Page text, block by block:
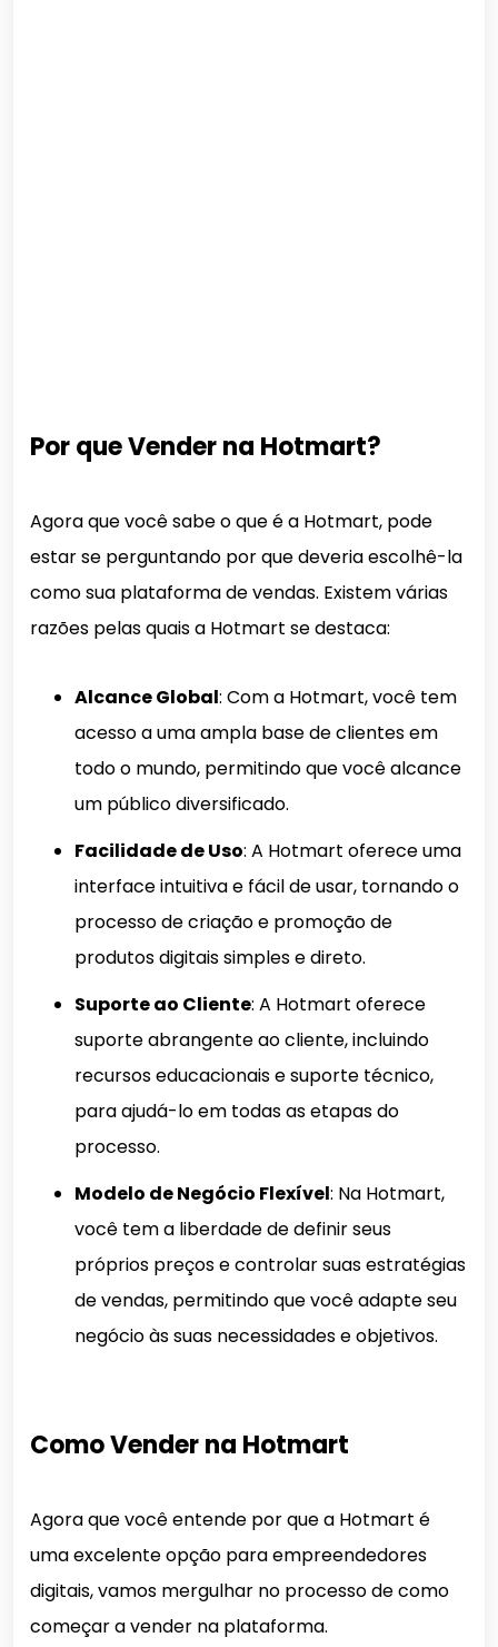
Por que Vender na Hotmart?
Agora que você sabe o que é a Hotmart, pode
estar se perguntando por que deveria escolhê-la
como sua plataforma de vendas. Existem várias
razões pelas quais a Hotmart se destaca:
Alcance Global: Com a Hotmart, você tem
acesso a uma ampla base de clientes em
todo o mundo, permitindo que você alcance
um público diversificado.
Facilidade de Uso: A Hotmart oferece uma
interface intuitiva e fácil de usar, tornando o
processo de criação e promoção de
produtos digitais simples e direto.
Suporte ao Cliente: A Hotmart oferece
suporte abrangente ao cliente, incluindo
recursos educacionais e suporte técnico,
para ajudá-lo em todas as etapas do
processo.
Modelo de Negócio Flexível: Na Hotmart,
você tem a liberdade de definir seus
próprios preços e controlar suas estratégias
de vendas, permitindo que você adapte seu
negócio às suas necessidades e objetivos.
Como Vender na Hotmart
Agora que você entende por que a Hotmart é
uma excelente opção para empreendedores
digitais, vamos mergulhar no processo de como
começar a vender na plataforma.